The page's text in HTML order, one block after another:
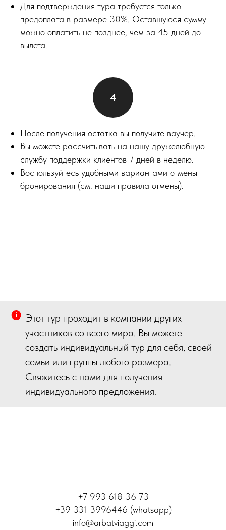
Для подтверждения тура требуется только
предоплата в размере 30%. Оставшуюся сумму
можно оплатить не позднее, чем за 45 дней до
вылета.
После получения остатка вы получите ваучер.
Вы можете рассчитывать на нашу дружелюбную
службу поддержки клиентов 7 дней в неделю.
Воспользуйтесь удобными вариантами отмены
бронирования (см. наши правила отмены).
Этот тур проходит в компании других
участников со всего мира. Вы можете
создать индивидуальный тур для себя, своей
семьи или группы любого размера.
Свяжитесь с нами для получения
индивидуального предложения.
+7 993 618 36 73
+39 331 3996446 (whatsapp)
info@arbatviaggi.com